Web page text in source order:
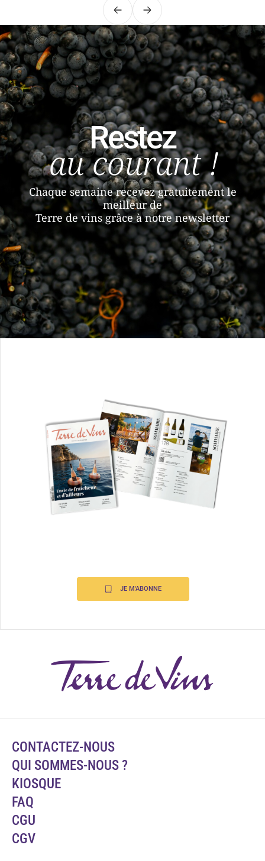
PrécédentSuivant
Restez
au courant !
Chaque semaine recevez gratuitement le
meilleur de
Terre de vins grâce à notre newsletter
JE M'ABONNE
CONTACTEZ-NOUS
QUI SOMMES-NOUS ?
KIOSQUE
FAQ
CGU
CGV